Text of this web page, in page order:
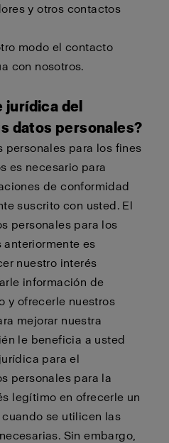
y otros contactos
modo el contacto
con nosotros.
jurídica del
datos personales?
personales para los fines
es necesario para
de conformidad
suscrito con usted. El
personales para los
anteriormente es
nuestro interés
información de
y ofrecerle nuestros
mejorar nuestra
le beneficia a usted
para el
personales para la
legítimo en ofrecerle un
se utilicen las
Sin embargo,